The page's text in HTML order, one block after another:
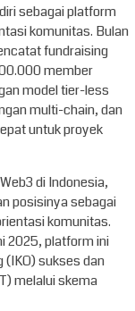
sebagai platform
komunitas. Bulan
fundraising
member
model tier-less
multi-chain, dan
untuk proyek
di Indonesia,
posisinya sebagai
komunitas.
2025, platform ini
(IKO) sukses dan
melalui skema